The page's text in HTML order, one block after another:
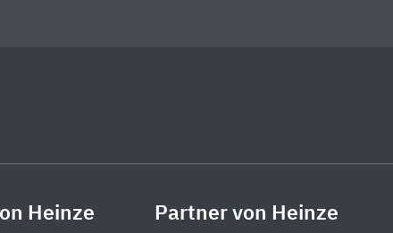
Heinze Partner von Heinze